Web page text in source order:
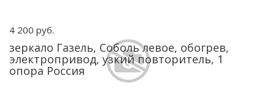
4 200 руб.
зеркало Газель, Соболь левое, обогрев,
электропривод, узкий повторитель, 1
опора Россия